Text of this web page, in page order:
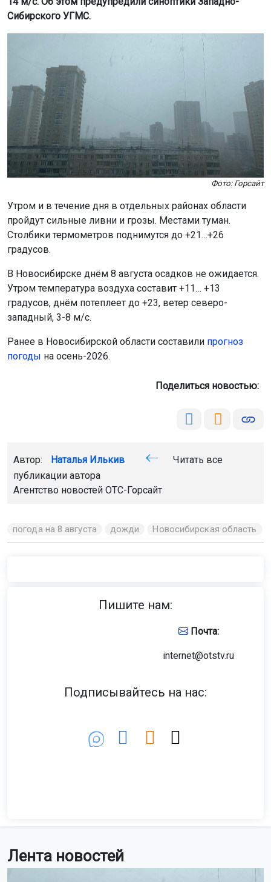
Лента новостей
Сибирского УГМС.
Фото: Горсайт
Утром и в течение дня в отдельных районах области
пройдут сильные ливни и грозы. Местами туман.
Столбики термометров поднимутся до +21…+26
градусов.
В Новосибирске днём 8 августа осадков не ожидается.
Утром температура воздуха составит +11… +13
градусов, днём потеплеет до +23, ветер северо-
западный, 3-8 м/с.
Ранее в Новосибирской области составили прогноз
погоды на осень-2026.
Поделиться новостью:
Автор: Наталья Илькив
Читать все
публикации автора
Агентство новостей ОТС-Горсайт
погода на 8 августа дожди Новосибирская область
Пишите нам:
Почта:
internet@otstv.ru
Подписывайтесь на нас: